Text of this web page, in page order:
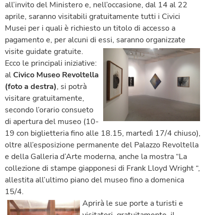
all’invito del Ministero e, nell’occasione, dal 14 al 22
aprile, saranno visitabili gratuitamente tutti i Civici
Musei per i quali è richiesto un titolo di accesso a
pagamento e, per alcuni di essi, saranno organizzate
visite guidate gratuite.
Ecco le principali iniziative:
alCivico Museo Revoltella
(foto a destra), si potrà
visitare gratuitamente,
secondo l’orario consueto
di apertura del museo (10-
19 con biglietteria fino alle 18.15, martedì 17/4 chiuso),
oltre all’esposizione permanente del Palazzo Revoltella
e della Galleria d’Arte moderna, anche la mostra “La
collezione di stampe giapponesi di Frank Lloyd Wright “,
allestita all’ultimo piano del museo fino a domenica
15/4.
Aprirà le sue porte a turisti e